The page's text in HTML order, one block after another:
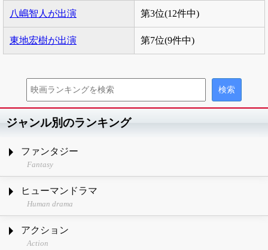
八嶋智人が出演 第3位(12件中)
東地宏樹が出演 第7位(9件中)
ジャンル別のランキング
ファンタジー
Fantasy
ヒューマンドラマ
Human drama
アクション
Action